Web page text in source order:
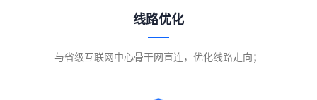
线路优化
与省级互联网中心骨干网直连，优化线路走向；